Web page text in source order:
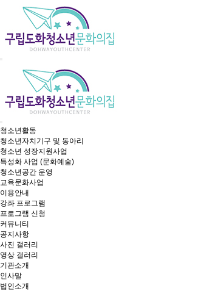
청소년활동
청소년자치기구 및 동아리
청소년 성장지원사업
특성화 사업 (문화예술)
청소년공간 운영
교육문화사업
이용안내
강좌 프로그램
프로그램 신청
커뮤니티
공지사항
사진 갤러리
영상 갤러리
기관소개
인사말
법인소개